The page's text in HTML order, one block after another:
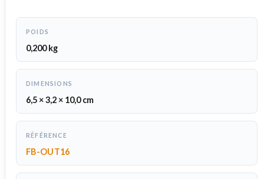
POIDS
0,200 kg
DIMENSIONS
6,5 × 3,2 × 10,0 cm
RÉFÉRENCE
FB-OUT16